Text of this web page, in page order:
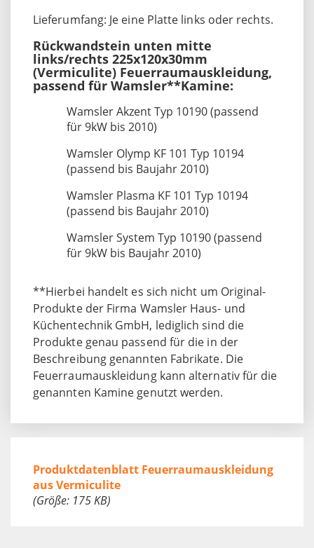
Lieferumfang: Je eine Platte links oder rechts.
Rückwandstein unten mitte
links/rechts 225x120x30mm
(Vermiculite) Feuerraumauskleidung,
passend für Wamsler**Kamine:
Wamsler Akzent Typ 10190 (passend
für 9kW bis 2010)
Wamsler Olymp KF 101 Typ 10194
(passend bis Baujahr 2010)
Wamsler Plasma KF 101 Typ 10194
(passend bis Baujahr 2010)
Wamsler System Typ 10190 (passend
für 9kW bis Baujahr 2010)
**Hierbei handelt es sich nicht um Original-
Produkte der Firma Wamsler Haus- und
Küchentechnik GmbH, lediglich sind die
Produkte genau passend für die in der
Beschreibung genannten Fabrikate. Die
Feuerraumauskleidung kann alternativ für die
genannten Kamine genutzt werden.
Produktdatenblatt Feuerraumauskleidung
aus Vermiculite
(Größe: 175 KB)